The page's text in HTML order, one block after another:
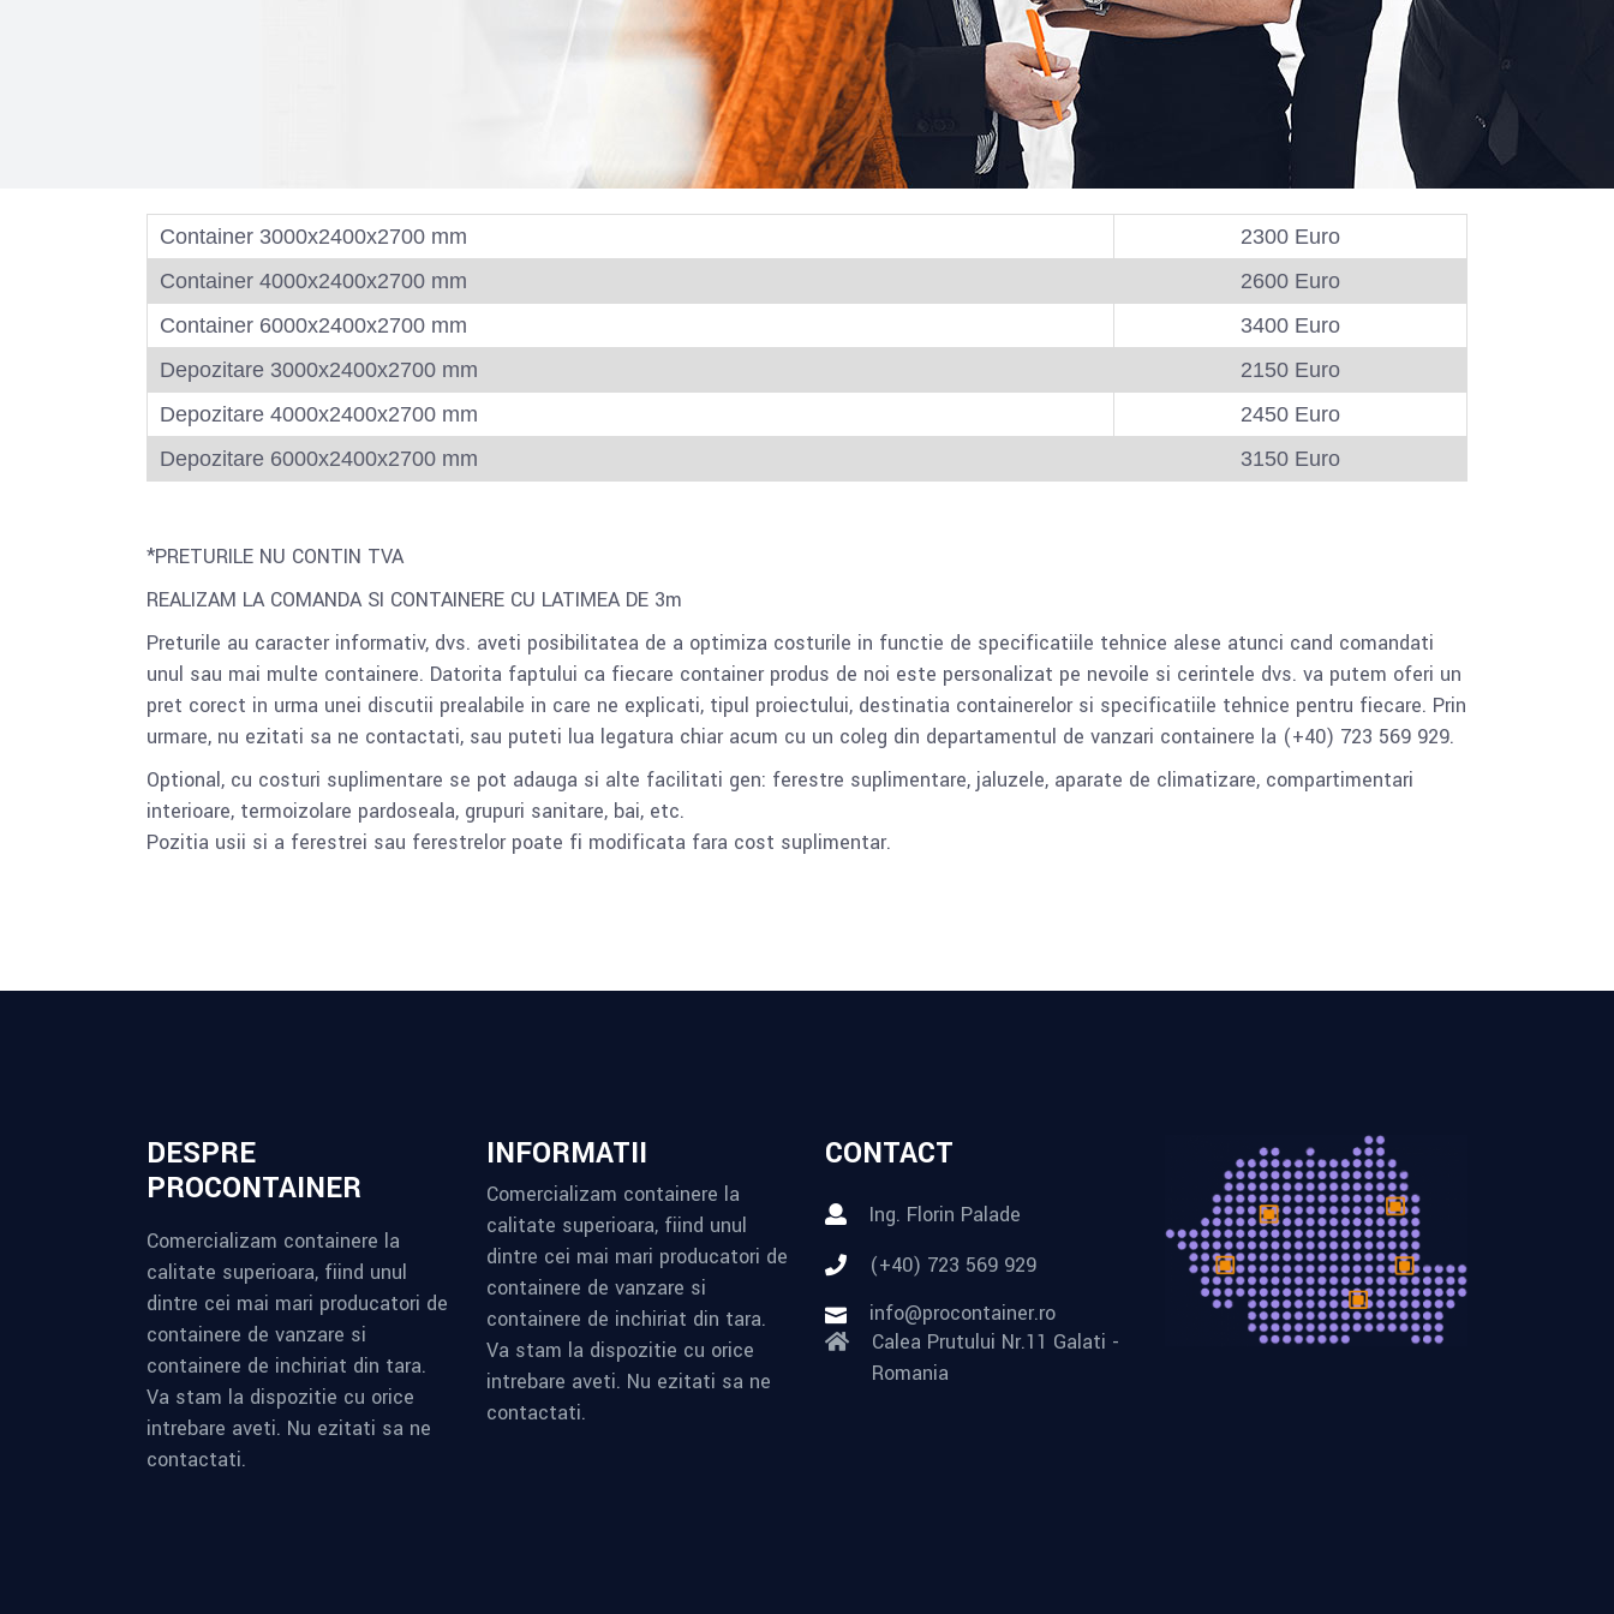
Container 3000x2400x2700 mm
2300 Euro
Container 4000x2400x2700 mm
2600 Euro
Container 6000x2400x2700 mm
3400 Euro
Depozitare 3000x2400x2700 mm
2150 Euro
Depozitare 4000x2400x2700 mm
2450 Euro
Depozitare 6000x2400x2700 mm
3150 Euro
*PRETURILE NU CONTIN TVA
REALIZAM LA COMANDA SI CONTAINERE CU LATIMEA DE 3m
Preturile au caracter informativ, dvs. aveti posibilitatea de a optimiza costurile in functie de specificatiile tehnice alese atunci cand comandati
unul sau mai multe containere. Datorita faptului ca fiecare container produs de noi este personalizat pe nevoile si cerintele dvs. va putem oferi un
pret corect in urma unei discutii prealabile in care ne explicati, tipul proiectului, destinatia containerelor si specificatiile tehnice pentru fiecare. Prin
urmare, nu ezitati sa ne contactati, sau puteti lua legatura chiar acum cu un coleg din departamentul de vanzari containere la (+40) 723 569 929.
Optional, cu costuri suplimentare se pot adauga si alte facilitati gen: ferestre suplimentare, jaluzele, aparate de climatizare, compartimentari
interioare, termoizolare pardoseala, grupuri sanitare, bai, etc.
Pozitia usii si a ferestrei sau ferestrelor poate fi modificata fara cost suplimentar.
DESPRE
PROCONTAINER
Comercializam containere la
calitate superioara, fiind unul
dintre cei mai mari producatori de
containere de vanzare si
containere de inchiriat din tara.
Va stam la dispozitie cu orice
intrebare aveti. Nu ezitati sa ne
contactati.
INFORMATII
Comercializam containere la
calitate superioara, fiind unul
dintre cei mai mari producatori de
containere de vanzare si
containere de inchiriat din tara.
Va stam la dispozitie cu orice
intrebare aveti. Nu ezitati sa ne
contactati.
CONTACT
Ing. Florin Palade
(+40) 723 569 929
info@procontainer.ro
Calea Prutului Nr.11 Galati -
Romania